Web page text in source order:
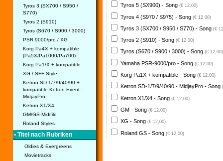
Tyros 3 (SX700 / S950 /
S770)
Tyros 2 (S910)
Tyros (S670 / S900 / 3000)
PSR 9000/pro / XG
Korg Pa4X + kompatible
(Pa5X/Pa1000/Pa700)
Korg Pa1/X + kompatible
XG / SFF Style
Ketron SD-1/7/9/40/90 +
kompatible Ketron Event -
MidjayPro
Ketron X1/X4
GM/GS-Midifile
Roland Styles
• Titel nach Rubriken
Oldies & Evergreens
Movietracks
Tyros 5 (SX900) - Song (€ 12,00)
Tyros 4 (S970 / S975) - Song (€ 12,00)
Tyros 3 (SX700 / S950 / S770) - Song (€
Tyros 2 (S910) - Song (€ 12,00)
Tyros (S670 / S900 / 3000) - Song (€ 12,00)
Yamaha PSR-9000/pro - Song (€ 12,00)
Korg Pa1X + kompatible - Song (€ 12,00)
Ketron SD-1/7/9/40/90 - MidjayPro - Song
Ketron X1/X4 - Song (€ 12,00)
GM - Song (€ 12,00)
XG - Song (€ 12,00)
Roland GS - Song (€ 12,00)